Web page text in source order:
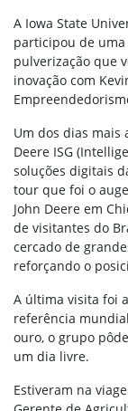
A Iowa State
participou de uma
pulverização que
inovação com
Um dos dias mais
Deere ISG
soluções digitais
tour que foi o
John Deere em
de visitantes do
cercado de
reforçando o
A última visita foi
referência
ouro, o grupo
um dia livre.
Estiveram na